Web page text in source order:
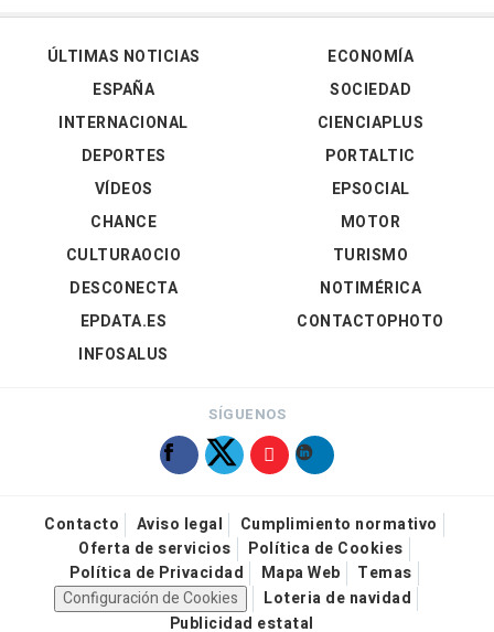
ÚLTIMAS NOTICIAS
ESPAÑA
INTERNACIONAL
DEPORTES
VÍDEOS
ECONOMÍA
SOCIEDAD
CIENCIAPLUS
PORTALTIC
EPSOCIAL
CHANCE
CULTURAOCIO
DESCONECTA
EPDATA.ES
INFOSALUS
MOTOR
TURISMO
NOTIMÉRICA
CONTACTOPHOTO
SÍGUENOS
Contacto Aviso legal
Cumplimiento normativo
Oferta de servicios
Política de Cookies
Política de Privacidad
Mapa Web
Temas
Configuración de Cookies
Loteria de navidad
Publicidad estatal